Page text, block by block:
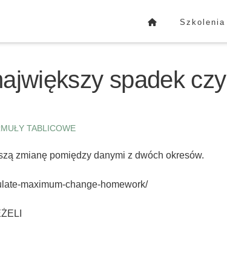
Szkolenia
spadek czy
TABLICOWE
zmianę pomiędzy danymi z dwóch okresów.
maximum-change-homework/